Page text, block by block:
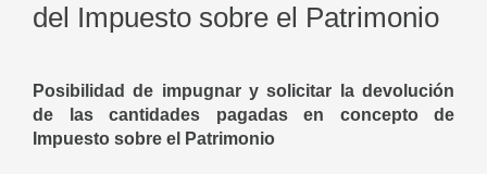
del Impuesto sobre el Patrimonio
Posibilidad de impugnar y solicitar la devolución
de las cantidades pagadas en concepto de
Impuesto sobre el Patrimonio